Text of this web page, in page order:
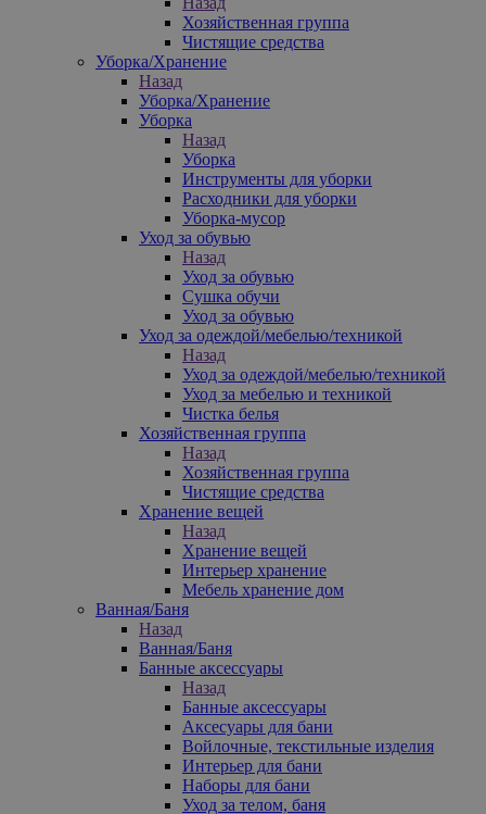
Хозяйственная группа
Чистящие средства
Уборка/Хранение
Назад
Уборка/Хранение
Уборка
Назад
Уборка
Инструменты для уборки
Расходники для уборки
Уборка-мусор
Уход за обувью
Назад
Уход за обувью
Сушка обучи
Уход за обувью
Уход за одеждой/мебелью/техникой
Назад
Уход за одеждой/мебелью/техникой
Уход за мебелью и техникой
Чистка белья
Хозяйственная группа
Назад
Хозяйственная группа
Чистящие средства
Хранение вещей
Назад
Хранение вещей
Интерьер хранение
Мебель хранение дом
Ванная/Баня
Назад
Ванная/Баня
Банные аксессуары
Назад
Банные аксессуары
Аксесуары для бани
Войлочные, текстильные изделия
Интерьер для бани
Наборы для бани
Уход за телом, баня